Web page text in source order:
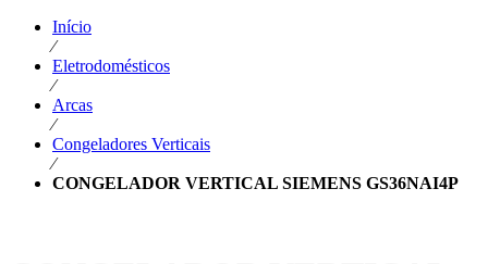
Início
⁄
Eletrodomésticos
⁄
Arcas
⁄
Congeladores Verticais
⁄
CONGELADOR VERTICAL SIEMENS GS36NAI4P